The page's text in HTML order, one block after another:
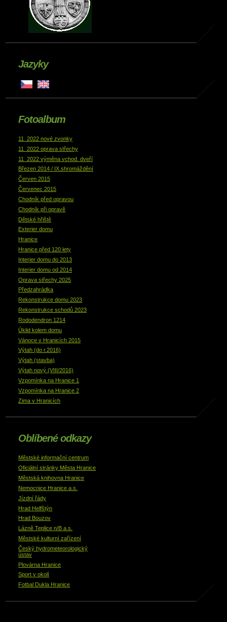
Jazyky
Fotoalbum
11_2022 nové zvonky
11_2022 oprava střechy
11_2022 výměna vchod. dveří
Březen 2014 / IX.shromáždění
Červen 2015
Červenec 2015
Chodník před opravou
Chodník při opravě
Dětské hřiště
Exterier domu
Hranice
Hranice před 120 lety
Interier domu do 2013
Interier domu od 2014
Oprava střechy 2025
Předzahrádka
Rekonstrukce domu 2023
Rekonstrukce schodů 2023
Rododendron 1214
Úklid kolem domu
Vánoce v Hranicích 2015
Výtah (do r.2016)
Výtah (stavba)
Výtah nový (VIII/2016)
Vzpomínka na Hranice 1
Vzpomínka na Hranice 2
Zima v Hranicích
Oblíbené odkazy
Městské informační centrum
Oficiální stránky Města Hranice
Městská knihovna Hranice
Nemocnice Hranice a.s.
Jízdní řády
Hrad Helfštýn
Hrad Bouzov
Lázně Teplice n/B a.s.
Městské kulturní zařízení
Český hydrometeorologický
ústav
Plovárna Hranice
Sport v okolí
Fotbal Dukla Hranice